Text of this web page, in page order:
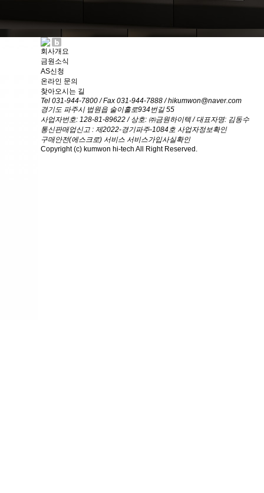
회사개요
금원소식
AS신청
온라인 문의
찾아오시는 길
Tel 031-944-7800 / Fax 031-944-7888 / hikumwon@naver.com
경기도 파주시 법원읍 술이홀로934번길 55
사업자번호: 128-81-89622 / 상호: ㈜금원하이텍 / 대표자명: 김동수
통신판매업신고 : 제2022-경기파주-1084호 사업자정보확인
구매안전(에스크로) 서비스 서비스가입사실확인
Copyright (c) kumwon hi-tech All Right Reserved.